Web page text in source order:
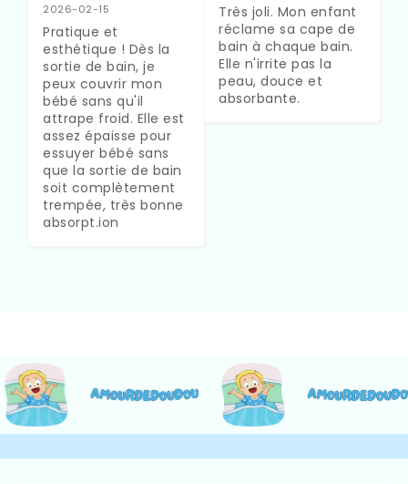
2026-02-15
Pratique et
esthétique ! Dès la
sortie de bain, je
peux couvrir mon
bébé sans qu'il
attrape froid. Elle est
assez épaisse pour
essuyer bébé sans
que la sortie de bain
soit complètement
trempée, très bonne
absorpt.ion
Très joli. Mon enfant
réclame sa cape de
bain à chaque bain.
Elle n'irrite pas la
peau, douce et
absorbante.